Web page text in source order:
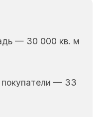
— 30 000 кв. м
— 33